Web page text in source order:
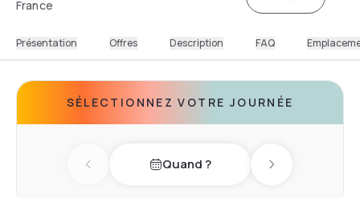
France
Présentation Offres Description FAQ
SÉLECTIONNEZ VOTRE JOURNÉE
Previous dayQuand ? Next day